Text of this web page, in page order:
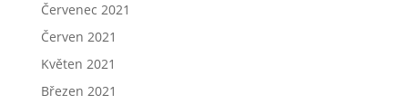
Červenec 2021
Červen 2021
Květen 2021
Březen 2021